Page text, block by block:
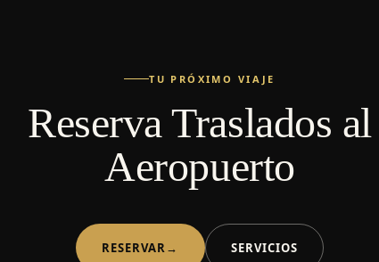
TU PRÓXIMO VIAJE
Reserva Traslados al
Aeropuerto
RESERVAR→ SERVICIOS